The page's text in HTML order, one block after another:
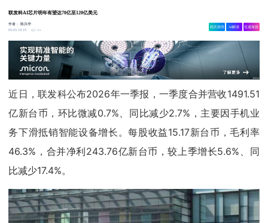
联发科AI芯片明年有望达70亿至120亿美元
作者：
陈兴华
05-03 19:19
2.4w
相关舆情 AI解读 生成海报
近日，联发科公布2026年一季报，一季度合并营收1491.51
亿新台币，环比微减0.7%、同比减少2.7%，主要因手机业
务下滑抵销智能设备增长。每股收益15.17新台币，毛利率
46.3%，合并净利243.76亿新台币，较上季增长5.6%、同
比减少17.4%。